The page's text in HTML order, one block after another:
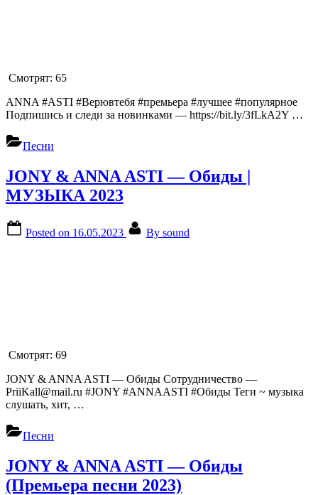
Смотрят: 65
ANNA #ASTI #Верювтебя #премьера #лучшее #популярное
Подпишись и следи за новинками — https://bit.ly/3fLkA2Y …
Песни
JONY & ANNA ASTI — Обиды |
МУЗЫКА 2023
Posted on 16.05.2023 By sound
Смотрят: 69
JONY & ANNA ASTI — Обиды Сотрудничество —
PriiKall@mail.ru #JONY #ANNAASTI #Обиды Теги ~ музыка
слушать, хит, …
Песни
JONY & ANNA ASTI — Обиды
(Премьера песни 2023)